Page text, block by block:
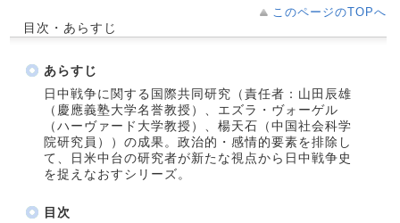
このページのTOPへ
目次・あらすじ
あらすじ
日中戦争に関する国際共同研究（責任者：山田辰雄
（慶應義塾大学名誉教授）、エズラ・ヴォーゲル
（ハーヴァード大学教授）、楊天石（中国社会科学
院研究員））の成果。政治的・感情的要素を排除し
て、日米中台の研究者が新たな視点から日中戦争史
を捉えなおすシリーズ。
目次